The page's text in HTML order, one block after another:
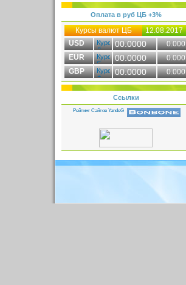
Оплата в руб ЦБ +3%
Курсы валют ЦБ
12.08.2017
USD
00.0000
0.000
EUR
00.0000
0.000
GBP
00.0000 0.000
Ссылки